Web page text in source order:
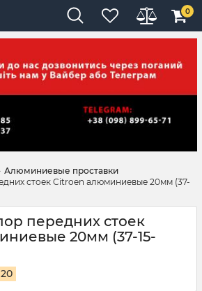
0
Алюминиевые проставки
стоек Citroen алюминиевые 20мм (37-
передних стоек
20мм (37-15-